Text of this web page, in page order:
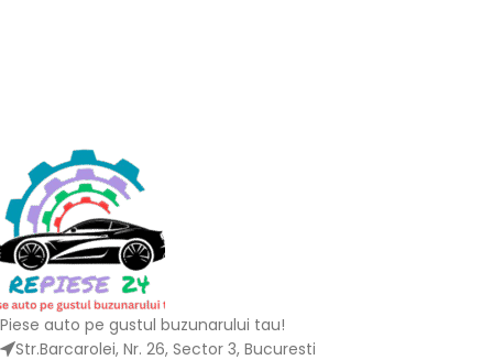
Piese auto pe gustul buzunarului tau!
Str.Barcarolei, Nr. 26, Sector 3, Bucuresti